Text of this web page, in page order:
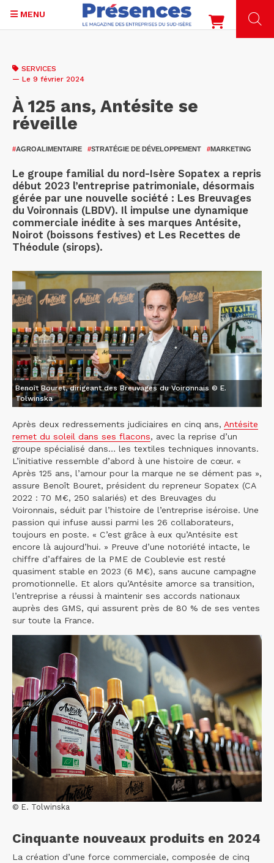
contenu
MENU
SERVICES
— Le 9 février 2024
À 125 ans, Antésite se
réveille
#AGROALIMENTAIRE #STRATÉGIE DE DÉVELOPPEMENT #MARKETING
Le groupe familial du nord-Isère Sopatex a repris
début 2023 l’entreprise patrimoniale, désormais
gérée par une nouvelle société : Les Breuvages
du Voironnais (LBDV). Il impulse une dynamique
commerciale inédite à ses marques Antésite,
Noirot (boissons festives) et Les Recettes de
Théodule (sirops).
Benoît Bouret, dirigeant des Breuvages du Voironnais © E.
Tolwinska
Après deux redressements judiciaires en cinq ans, Antésite
remet du soleil dans ses flacons, avec la reprise d’un
groupe spécialisé dans… les textiles techniques innovants.
L’initiative ressemble d’abord à une histoire de cœur. «
Après 125 ans, l’amour pour la marque ne se dément pas »,
assure Benoît Bouret, président du repreneur Sopatex (CA
2022 : 70 M€, 250 salariés) et des Breuvages du
Voironnais, séduit par l’histoire de l’entreprise iséroise. Une
passion qui infuse aussi parmi les 26 collaborateurs,
toujours en poste. « C’est grâce à eux qu’Antésite est
encore là aujourd’hui. » Preuve d’une notoriété intacte, le
chiffre d’affaires de la PME de Coublevie est resté
quasiment stable en 2023 (6 M€), sans aucune campagne
promotionnelle. Et alors qu’Antésite amorce sa transition,
l’entreprise a réussi à maintenir ses accords nationaux
auprès des GMS, qui assurent près de 80 % de ses ventes
sur toute la France.
© E. Tolwinska
Cinquante nouveaux produits en 2024
La création d’une force commerciale, composée de cinq